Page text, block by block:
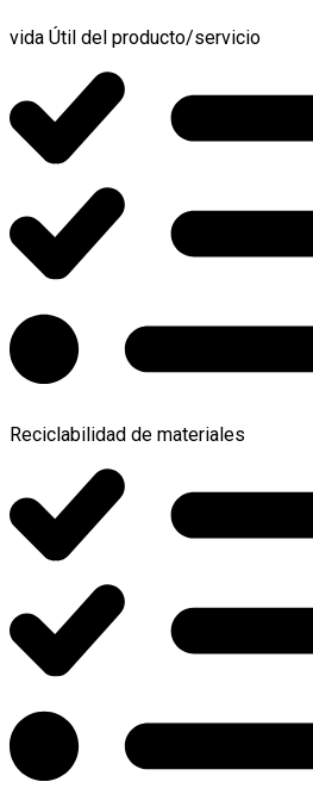
vida Útil del producto/servicio
Reciclabilidad de materiales